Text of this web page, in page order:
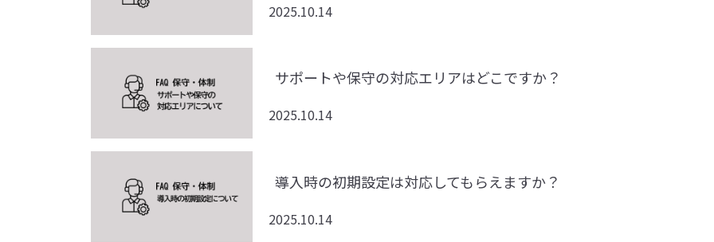
2025.10.14
サポートや保守の対応エリアはどこですか？
2025.10.14
導入時の初期設定は対応してもらえますか？
2025.10.14